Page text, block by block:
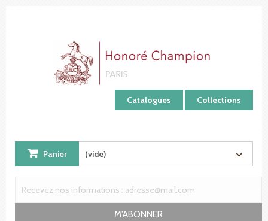
Catalogues Collections
Panier (vide)
M'ABONNER